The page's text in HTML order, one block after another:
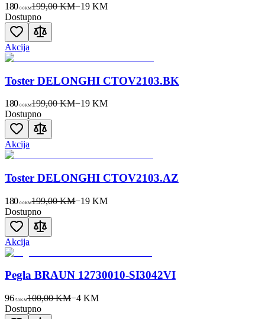
180 00KM199,00 KM−19 KM
Dostupno
Akcija
Toster DELONGHI CTOV2103.BK
180 00KM199,00 KM−19 KM
Dostupno
Akcija
Toster DELONGHI CTOV2103.AZ
180 00KM199,00 KM−19 KM
Dostupno
Akcija
Pegla BRAUN 12730010-SI3042VI
96 50KM100,00 KM−4KM
Dostupno